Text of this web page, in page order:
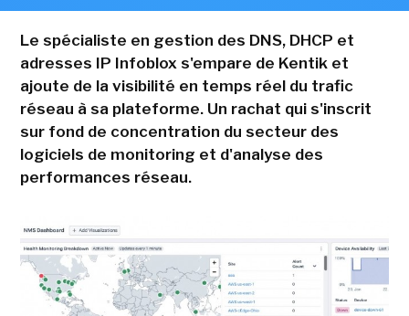
Le spécialiste en gestion des DNS, DHCP et
adresses IP Infoblox s'empare de Kentik et
ajoute de la visibilité en temps réel du trafic
réseau à sa plateforme. Un rachat qui s'inscrit
sur fond de concentration du secteur des
logiciels de monitoring et d'analyse des
performances réseau.